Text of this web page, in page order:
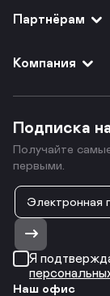
Партнёрам
Компания
Подписка
Получайте
первыми.
Я
Наш офис